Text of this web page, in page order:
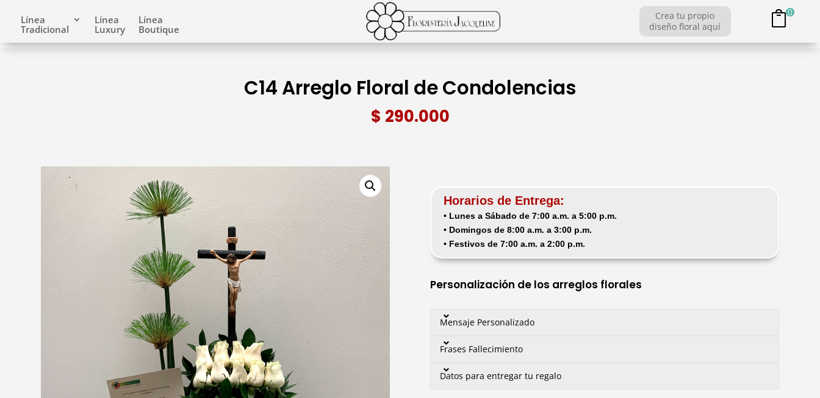
Línea
Tradicional
Línea
Luxury
Línea
Boutique
Crea tu propio
diseño floral aquí
0
C14 Arreglo Floral de Condolencias
$ 290.000
Horarios de Entrega:
• Lunes a Sábado de 7:00 a.m. a 5:00 p.m.
• Domingos de 8:00 a.m. a 3:00 p.m.
• Festivos de 7:00 a.m. a 2:00 p.m.
Personalización de los arreglos florales
Mensaje Personalizado
Frases Fallecimiento
Datos para entregar tu regalo